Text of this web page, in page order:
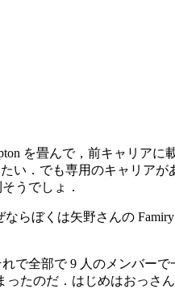
を畳んで，前キャリア
．でも専用のキャリアが
うでしょ．
らぼくは矢野さんの
で全部で 9 人のメンバー
たのだ．はじめはおっさ